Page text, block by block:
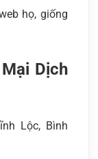
họ, giống
Dịch
Lộc, Bình